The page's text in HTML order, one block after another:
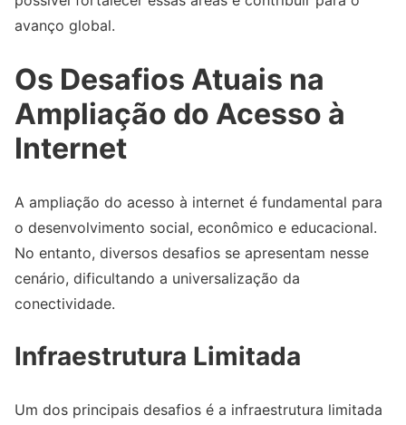
avanço global.
Os Desafios Atuais na
Ampliação do Acesso à
Internet
A ampliação do acesso à internet é fundamental para
o desenvolvimento social, econômico e educacional.
No entanto, diversos desafios se apresentam nesse
cenário, dificultando a universalização da
conectividade.
Infraestrutura Limitada
Um dos principais desafios é a infraestrutura limitada